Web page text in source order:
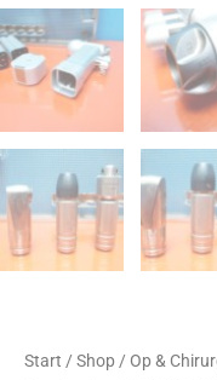
Start / Shop / Op &